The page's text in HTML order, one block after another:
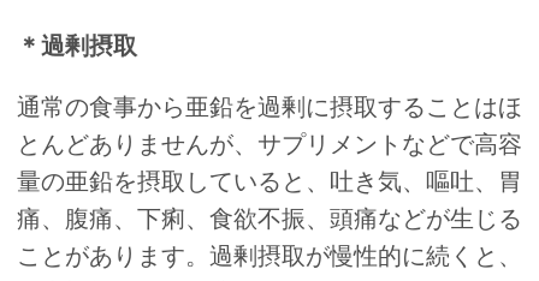
＊過剰摂取
通常の食事から亜鉛を過剰に摂取することはほ
とんどありませんが、サプリメントなどで高容
量の亜鉛を摂取していると、吐き気、嘔吐、胃
痛、腹痛、下痢、食欲不振、頭痛などが生じる
ことがあります。過剰摂取が慢性的に続くと、